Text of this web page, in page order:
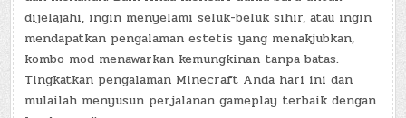
dijelajahi, ingin menyelami seluk-beluk sihir, atau ingin
mendapatkan pengalaman estetis yang menakjubkan,
kombo mod menawarkan kemungkinan tanpa batas.
Tingkatkan pengalaman Minecraft Anda hari ini dan
mulailah menyusun perjalanan gameplay terbaik dengan